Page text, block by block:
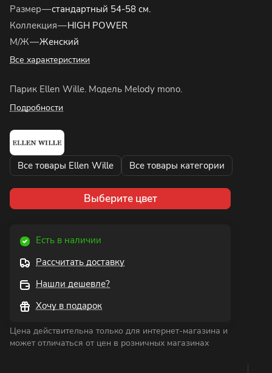
Размер—стандартный 54-58 см.
Коллекция—HIGH POWER
М/Ж—Женский
Все характеристики
Парик Ellen Wille. Модель Melody mono.
Подробности
Все товары Ellen Wille Все товары категории
Выберите цвет
Есть в наличии
Рассчитать доставку
Нашли дешевле?
Хочу в подарок
Цена действительна только для интернет-магазина и
может отличаться от цен в розничных магазинах